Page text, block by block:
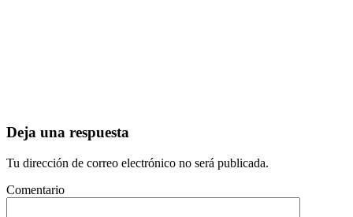
Deja una respuesta
Tu dirección de correo electrónico no será publicada.
Comentario